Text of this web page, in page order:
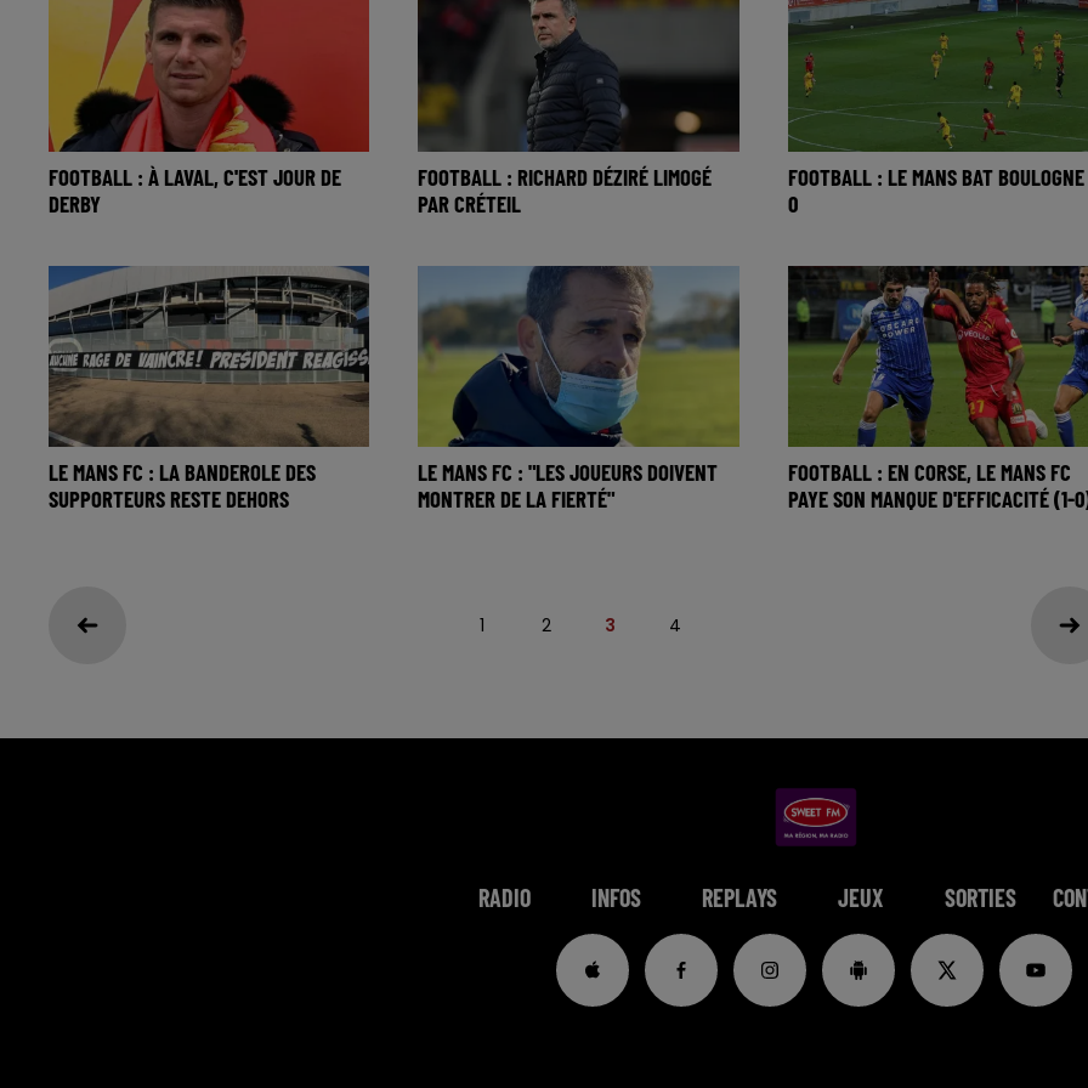
FOOTBALL : À LAVAL, C'EST JOUR DE
DERBY
FOOTBALL : RICHARD DÉZIRÉ LIMOGÉ
PAR CRÉTEIL
FOOTBALL : LE MANS BAT
0
LE MANS FC : LA BANDEROLE DES
SUPPORTEURS RESTE DEHORS
LE MANS FC : "LES JOUEURS DOIVENT
MONTRER DE LA FIERTÉ"
FOOTBALL : EN CORSE, LE MANS FC
PAYE SON MANQUE D'EFFICACITÉ (1-
1 2 3 4
RADIO INFOS REPLAYS JEUX SORTIES